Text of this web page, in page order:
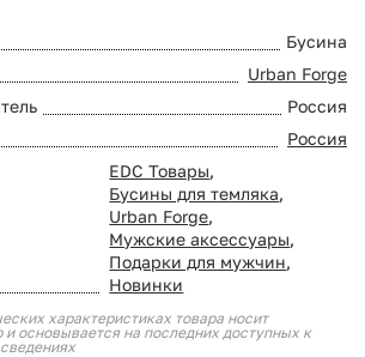
Бусина
Urban Forge
Россия
Россия
EDC Товары,
Бусины для темляка,
Urban Forge,
Мужские аксессуары,
Подарки для мужчин,
Новинки
характеристиках товара носит
и основывается на последних доступных к